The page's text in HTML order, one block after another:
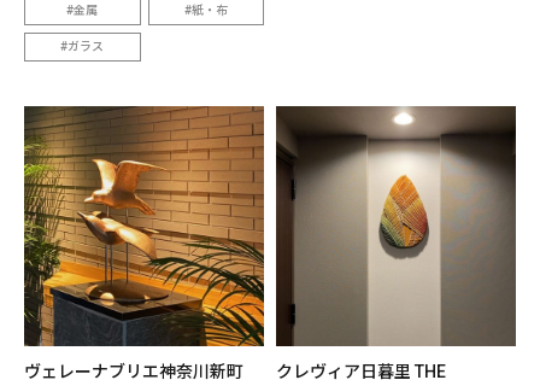
金属 紙・布
ガラス
ヴェレーナブリエ神奈川新町
クレヴィア日暮里 THE